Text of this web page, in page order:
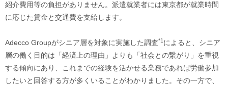
紹介費用等の負担がありません。派遣就業者には東京都が就業時間
に応じた賃金と交通費を支給します。
Adecco Groupがシニア層を対象に実施した調査*1 によると、シニア
層の働く目的は「経済上の理由」よりも「社会との繋がり」を重視
する傾向にあり、これまでの経験を活かせる業務であれば労働参加
したいと回答する方が多くいることがわかりました。その一方で、